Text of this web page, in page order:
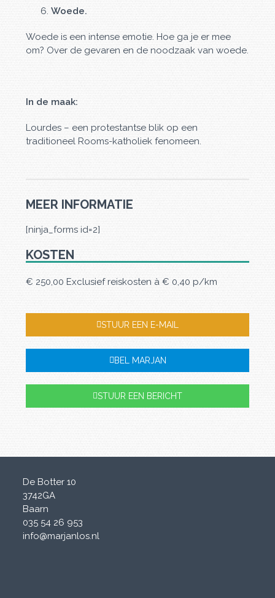
6.Woede.
Woede is een intense emotie. Hoe ga je er mee
om? Over de gevaren en de noodzaak van woede.
In de maak:
Lourdes – een protestantse blik op een
traditioneel Rooms-katholiek fenomeen.
MEER INFORMATIE
[ninja_forms id=2]
KOSTEN
€ 250,00 Exclusief reiskosten à € 0,40 p/km
STUUR EEN E-MAIL
BEL MARJAN
STUUR EEN BERICHT
De Botter 10
3742GA
Baarn
035 54 26 953
info@marjanlos.nl